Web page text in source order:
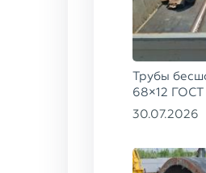
Трубы
68×12 ГОСТ
30.07.2026